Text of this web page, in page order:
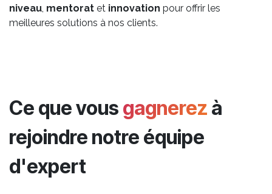
niveau, mentorat et innovation pour offrir les
meilleures solutions à nos clients.
Ce que vous gagnerez à
rejoindre notre équipe
d'expert